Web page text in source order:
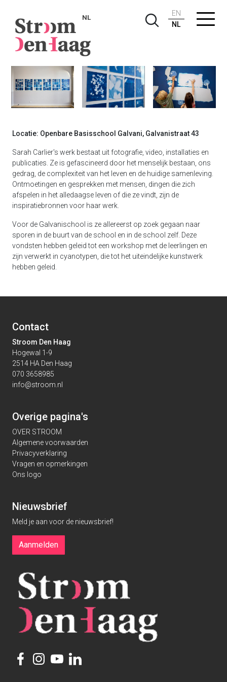
NL
EN
NL
Sarah Carlier, (geen titel), 2024
Locatie: Openbare Basisschool Galvani, Galvanistraat 43
Sarah Carlier's werk bestaat uit fotografie, video, installaties en
publicaties. Ze is gefascineerd door het menselijk bestaan, ons
gedrag, de complexiteit van het leven en de huidige samenleving.
Ontmoetingen en gesprekken met mensen, dingen die zich
afspelen in het alledaagse leven of die ze vindt, zijn de
inspiratiebronnen voor haar werk.
Voor de Galvanischool is ze allereerst op zoek gegaan naar
sporen in de buurt van de school en in de school zelf. Deze
vondsten hebben geleid tot een workshop met de leerlingen en
zijn verwerkt in cyanotypen, die tot het uiteindelijke kunstwerk
hebben geleid.
Contact
Stroom Den Haag
Hogewal 1-9
2514 HA Den Haag
070 3658985
info@stroom.nl
Overige pagina's
OVER STROOM
Algemene voorwaarden
Privacyverklaring
Vragen en opmerkingen
Ons logo
Nieuwsbrief
Meld je aan voor de nieuwsbrief!
Aanmelden